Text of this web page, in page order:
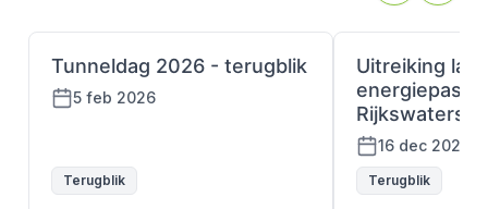
Tunneldag 2026 - terugblik
5 feb 2026
Terugblik
Uitreiking
16 dec 2025
Terugblik